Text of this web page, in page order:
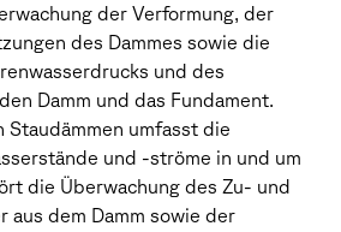
der Verformung, der
des Dammes sowie die
und des
Damm und das Fundament.
Staudämmen umfasst die
und -ströme in und um
die Überwachung des Zu- und
aus dem Damm sowie der